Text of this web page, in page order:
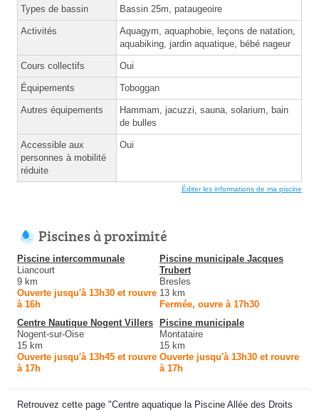
Types de bassin Bassin 25m, pataugeoire
Activités
Aquagym, aquaphobie, leçons de natation,
aquabiking, jardin aquatique, bébé nageur
Cours collectifs Oui
Équipements Toboggan
Autres équipements
Hammam, jacuzzi, sauna, solarium, bain
de bulles
Accessible aux
personnes à mobilité
réduite
Oui
Éditer les informations de ma piscine
Piscines à proximité
Piscine intercommunale
Liancourt
9 km
Ouverte jusqu'à 13h30 et rouvre
à 16h
Piscine municipale Jacques
Trubert
Bresles
13 km
Fermée, ouvre à 17h30
Centre Nautique Nogent Villers
Nogent-sur-Oise
15 km
Ouverte jusqu'à 13h45 et rouvre
à 17h
Piscine municipale
Montataire
15 km
Ouverte jusqu'à 13h30 et rouvre
à 17h
Retrouvez cette page "Centre aquatique la Piscine Allée des Droits